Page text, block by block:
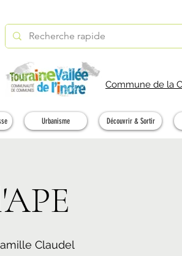
Commune de la
Urbanisme Découvrir & Sortir
Claudel